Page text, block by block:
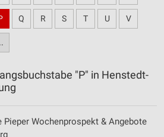
Q R S T U V
"P" in Henstedt-
Pieper Wochenprospekt & Angebote